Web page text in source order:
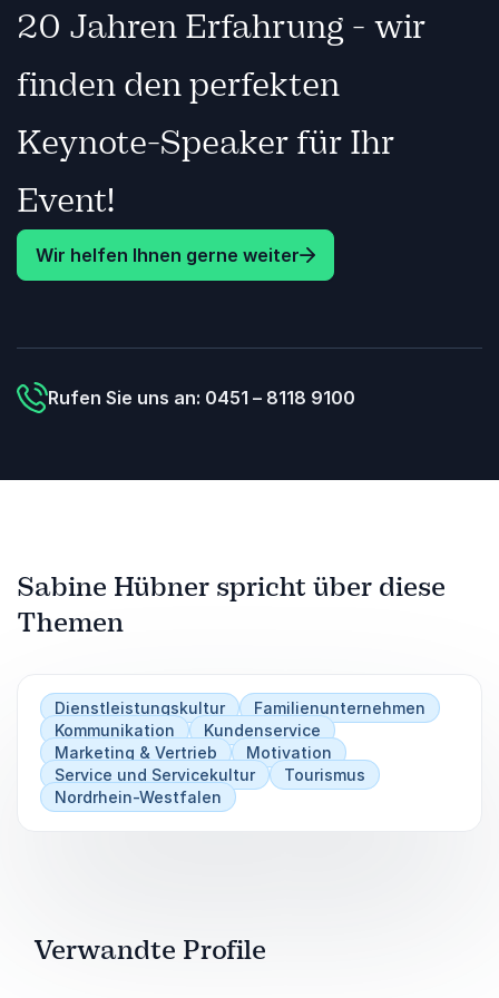
20 Jahren Erfahrung - wir
finden den perfekten
Keynote-Speaker für Ihr
Event!
Wir helfen Ihnen gerne weiter
Rufen Sie uns an: 0451 – 8118 9100
Sabine Hübner spricht über diese
Themen
Dienstleistungskultur
Familienunternehmen
Kommunikation
Kundenservice
Marketing & Vertrieb
Motivation
Service und Servicekultur
Tourismus
Nordrhein-Westfalen
Verwandte Profile